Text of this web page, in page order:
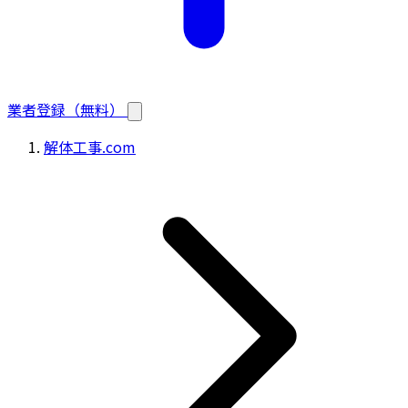
業者登録（無料）
解体工事.com